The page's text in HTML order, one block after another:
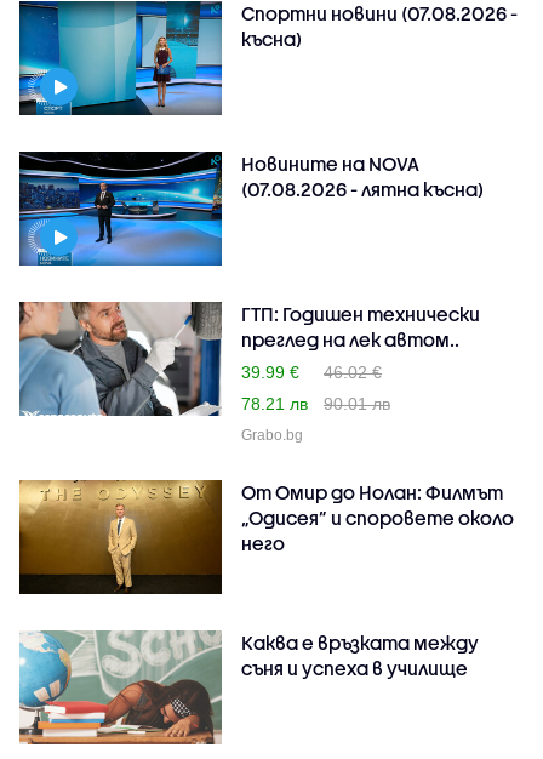
Спортни новини (07.08.2026 -
късна)
Новините на NOVA
(07.08.2026 - лятна късна)
ГТП: Годишен технически
преглед на лек автом..
39.99 €
46.02 €
78.21 лв
90.01 лв
Grabo.bg
От Омир до Нолан: Филмът
„Одисея” и споровете около
него
Каква е връзката между
съня и успеха в училище